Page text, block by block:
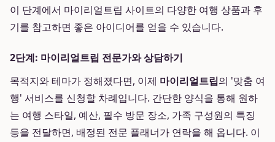
이 단계에서 마이리얼트립 사이트의 다양한 여행 상품과 후
기를 참고하면 좋은 아이디어를 얻을 수 있습니다.
2단계: 마이리얼트립 전문가와 상담하기
목적지와 테마가 정해졌다면, 이제 마이리얼트립의 '맞춤 여
행' 서비스를 신청할 차례입니다. 간단한 양식을 통해 원하
는 여행 스타일, 예산, 필수 방문 장소, 가족 구성원의 특징
등을 전달하면, 배정된 전문 플래너가 연락을 해 옵니다. 이